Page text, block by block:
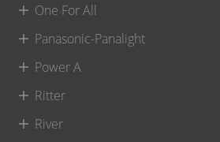
One For All
Panasonic-Panalight
Power A
Ritter
River